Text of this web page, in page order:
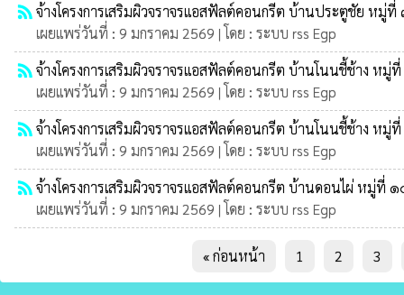
rss_feedจ้างโครงการเสริมผิวจราจรแอสฟัลต์คอนกรีต บ้านประตูชัย หมู่ที่
เผยแพร่วันที่ : 9 มกราคม 2569 | โดย : ระบบ rss Egp
rss_feedจ้างโครงการเสริมผิวจราจรแอสฟัลต์คอนกรีต บ้านโนนชี้ช้าง หมู่ที่
เผยแพร่วันที่ : 9 มกราคม 2569 | โดย : ระบบ rss Egp
rss_feedจ้างโครงการเสริมผิวจราจรแอสฟัลต์คอนกรีต บ้านโนนชี้ช้าง หมู่ที่
เผยแพร่วันที่ : 9 มกราคม 2569 | โดย : ระบบ rss Egp
rss_feedจ้างโครงการเสริมผิวจราจรแอสฟัลต์คอนกรีต บ้านดอนไผ่ หมู่ที่ ๑
เผยแพร่วันที่ : 9 มกราคม 2569 | โดย : ระบบ rss Egp
« ก่อนหน้า 1 2 3